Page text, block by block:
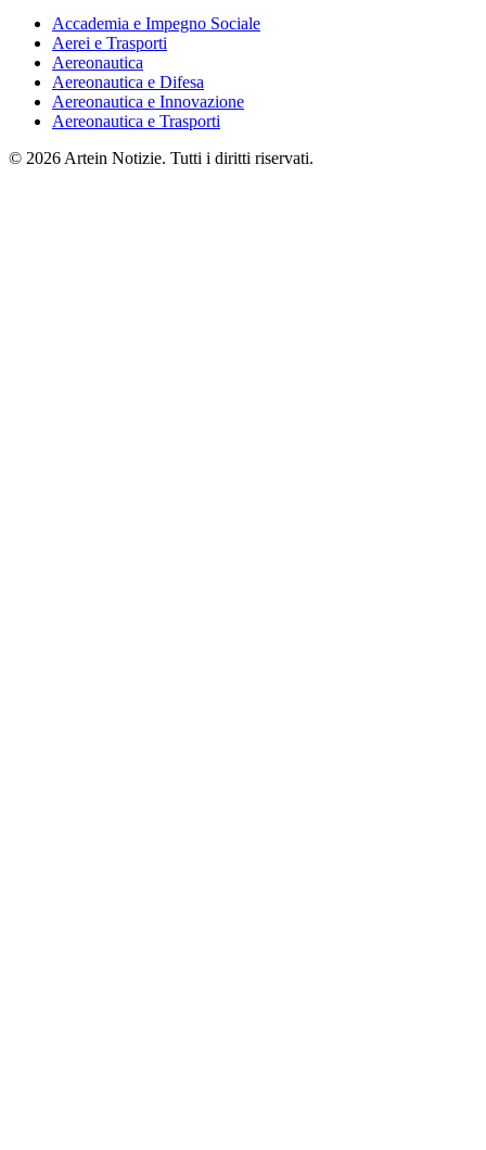
Accademia e Impegno Sociale
Aerei e Trasporti
Aereonautica
Aereonautica e Difesa
Aereonautica e Innovazione
Aereonautica e Trasporti
© 2026 Artein Notizie. Tutti i diritti riservati.